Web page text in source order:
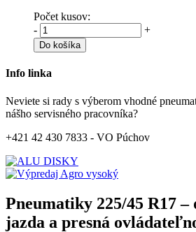
Počet kusov:
-
+
Do košíka
Info linka
Neviete si rady s výberom vhodné
nášho servisného pracovníka?
+421 42 430 7833 - VO Púchov
Pneumatiky 225/45 R17 –
jazda a presná